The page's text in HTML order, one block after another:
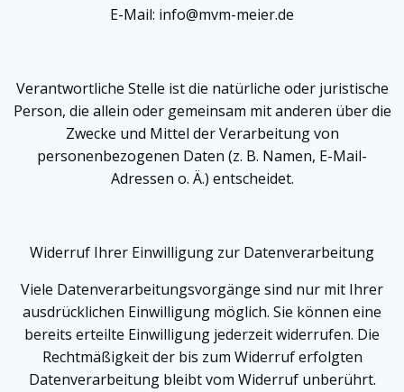
E-Mail: info@mvm-meier.de
Verantwortliche Stelle ist die natürliche oder juristische
Person, die allein oder gemeinsam mit anderen über die
Zwecke und Mittel der Verarbeitung von
personenbezogenen Daten (z. B. Namen, E-Mail-
Adressen o. Ä.) entscheidet.
Widerruf Ihrer Einwilligung zur Datenverarbeitung
Viele Datenverarbeitungsvorgänge sind nur mit Ihrer
ausdrücklichen Einwilligung möglich. Sie können eine
bereits erteilte Einwilligung jederzeit widerrufen. Die
Rechtmäßigkeit der bis zum Widerruf erfolgten
Datenverarbeitung bleibt vom Widerruf unberührt.